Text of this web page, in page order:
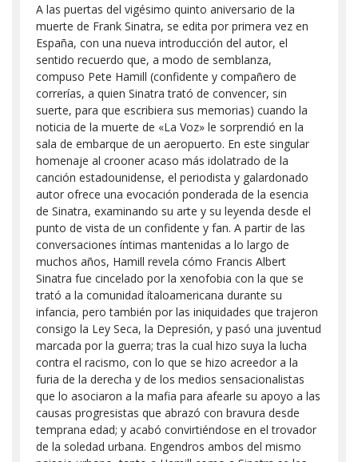
A las puertas del vigésimo quinto aniversario de la
muerte de Frank Sinatra, se edita por primera vez en
España, con una nueva introducción del autor, el
sentido recuerdo que, a modo de semblanza,
compuso Pete Hamill (confidente y compañero de
correrías, a quien Sinatra trató de convencer, sin
suerte, para que escribiera sus memorias) cuando la
noticia de la muerte de «La Voz» le sorprendió en la
sala de embarque de un aeropuerto. En este singular
homenaje al crooner acaso más idolatrado de la
canción estadounidense, el periodista y galardonado
autor ofrece una evocación ponderada de la esencia
de Sinatra, examinando su arte y su leyenda desde el
punto de vista de un confidente y fan. A partir de las
conversaciones íntimas mantenidas a lo largo de
muchos años, Hamill revela cómo Francis Albert
Sinatra fue cincelado por la xenofobia con la que se
trató a la comunidad ítaloamericana durante su
infancia, pero también por las iniquidades que trajeron
consigo la Ley Seca, la Depresión, y pasó una juventud
marcada por la guerra; tras la cual hizo suya la lucha
contra el racismo, con lo que se hizo acreedor a la
furia de la derecha y de los medios sensacionalistas
que lo asociaron a la mafia para afearle su apoyo a las
causas progresistas que abrazó con bravura desde
temprana edad; y acabó convirtiéndose en el trovador
de la soledad urbana. Engendros ambos del mismo